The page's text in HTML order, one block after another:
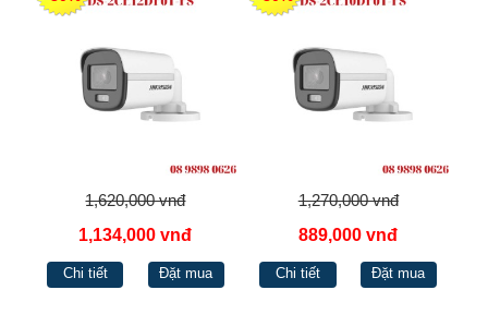
1,620,000 vnđ
1,134,000 vnđ
Chi tiết Đặt mua
1,270,000 vnđ
889,000 vnđ
Chi tiết Đặt mua